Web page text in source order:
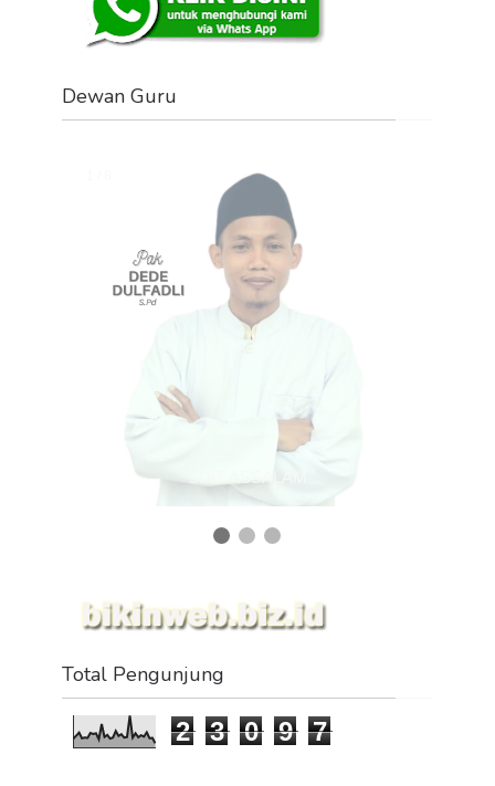
Dewan Guru
SDIT ASSALAM
Total Pengunjung
2 3 0 9 7